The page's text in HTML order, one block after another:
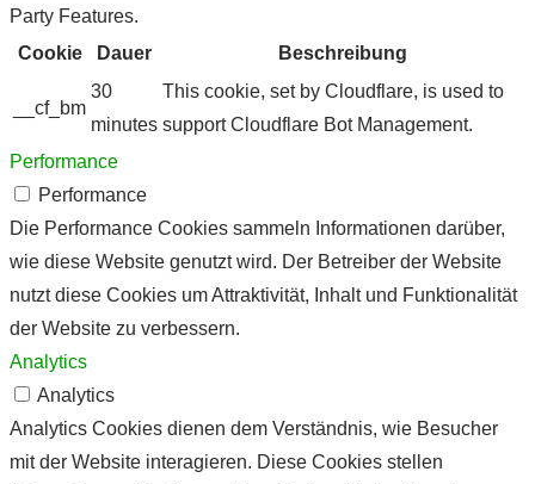
Party Features.
Cookie
Dauer Beschreibung
__cf_bm
30
minutes
This cookie, set by Cloudflare, is used to
support Cloudflare Bot Management.
Performance
Performance
Die Performance Cookies sammeln Informationen darüber,
wie diese Website genutzt wird. Der Betreiber der Website
nutzt diese Cookies um Attraktivität, Inhalt und Funktionalität
der Website zu verbessern.
Analytics
Analytics
Analytics Cookies dienen dem Verständnis, wie Besucher
mit der Website interagieren. Diese Cookies stellen